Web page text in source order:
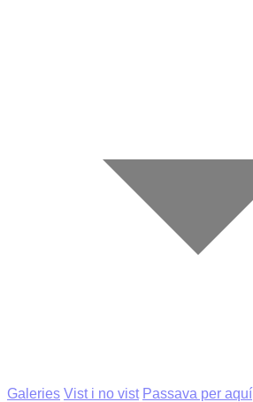
Galeries Vist i no vist Passava per aquí